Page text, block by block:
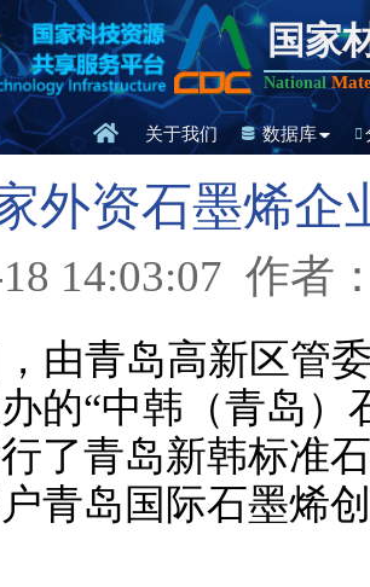
国家
National
关于我们 数据库
外资石墨烯
14:03:07 作者
由青岛高新区管
的“中韩（青岛
了青岛新韩标准
青岛国际石墨烯